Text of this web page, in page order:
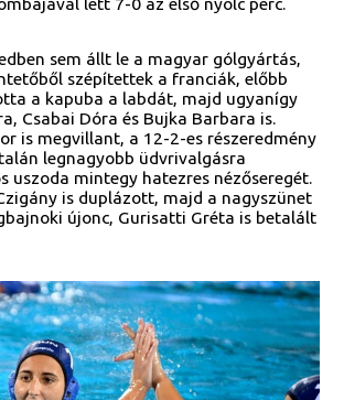
sem állt le a magyar gólgyártás,
szépítettek a franciák, előbb
a kapuba a labdát, majd ugyanígy
Csabai Dóra és Bujka Barbara is.
is megvillant, a 12-2-es részeredmény
legnagyobb üdvrivalgásra
uszoda mintegy hatezres nézőseregét.
is duplázott, majd a nagyszünet
újonc, Gurisatti Gréta is betalált